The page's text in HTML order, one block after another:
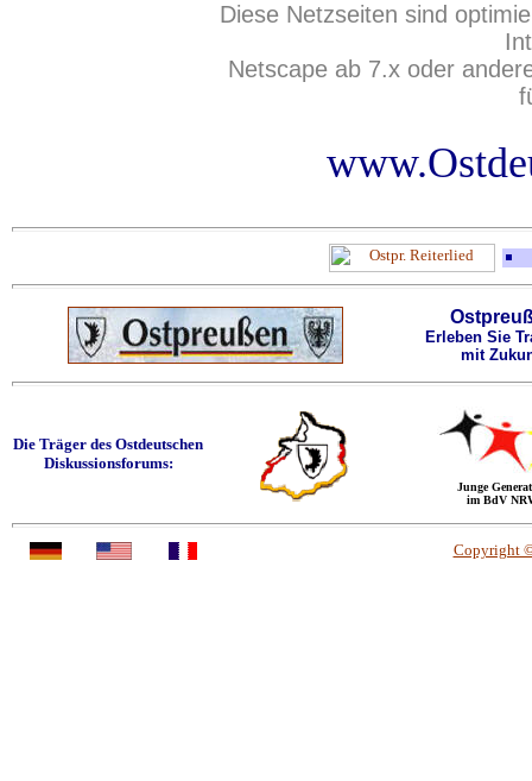
Diese Netzseiten sind
Netscape ab 7.x oder
Erleben Sie
mit
Die Träger des Ostdeutschen
Diskussionsforums:
Junge
im BdV
Copyright